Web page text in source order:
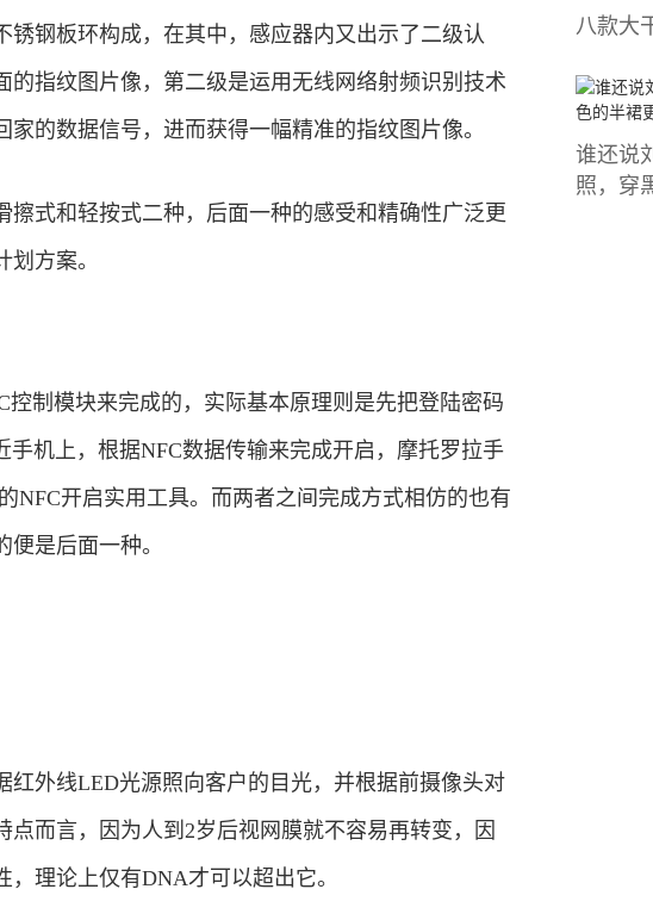
锈钢板环构成，在其中，感应器内又出示了二级认
的指纹图片像，第二级是运用无线网络射频识别技术
的数据信号，进而获得一幅精准的指纹图片像。
擦式和轻按式二种，后面一种的感受和精确性广泛更
方案。
控制模块来完成的，实际基本原理则是先把登陆密码
手机上，根据NFC数据传输来完成开启，摩托罗拉手
NFC开启实用工具。而两者之间完成方式相仿的也有
是后面一种。
红外线LED光源照向客户的目光，并根据前摄像头对
而言，因为人到2岁后视网膜就不容易再转变，因
理论上仅有DNA才可以超出它。
八款大
谁还说
照，穿